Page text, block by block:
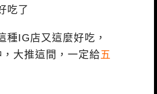
吃了
種IG店又這麼好吃，
大推這間，一定給五